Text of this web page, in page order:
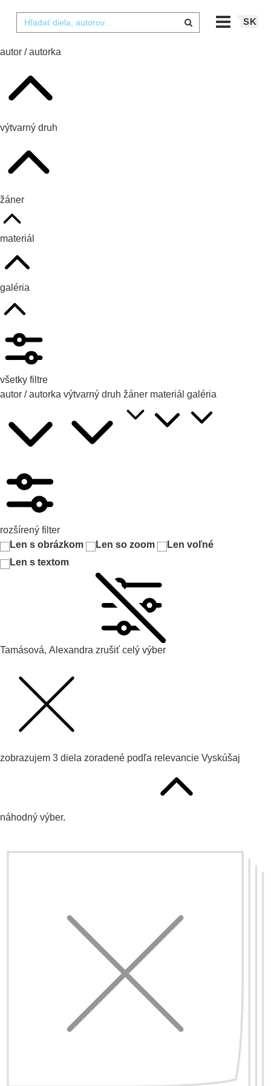
SK
autor / autorka
výtvarný druh
žáner
materiál
galéria
všetky filtre
autor / autorka výtvarný druh žáner materiál galéria
rozšírený filter
Len s obrázkom
Len so zoom
Len voľné
Len s textom
Tamásová, Alexandra zrušiť celý výber
zobrazujem 3 diela zoradené podľa relevancie Vyskúšaj
náhodný výber.